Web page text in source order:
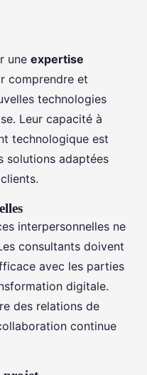
une expertise
comprendre et
technologies
Leur capacité à
technologique est
solutions adaptées
interpersonnelles ne
consultants doivent
avec les parties
digitale.
des relations de
continue